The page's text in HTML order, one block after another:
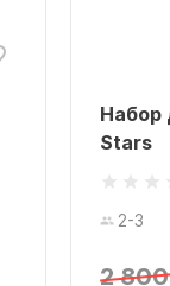
Набор
Stars
2-3
2